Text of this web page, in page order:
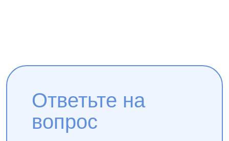
Ответьте на
вопрос